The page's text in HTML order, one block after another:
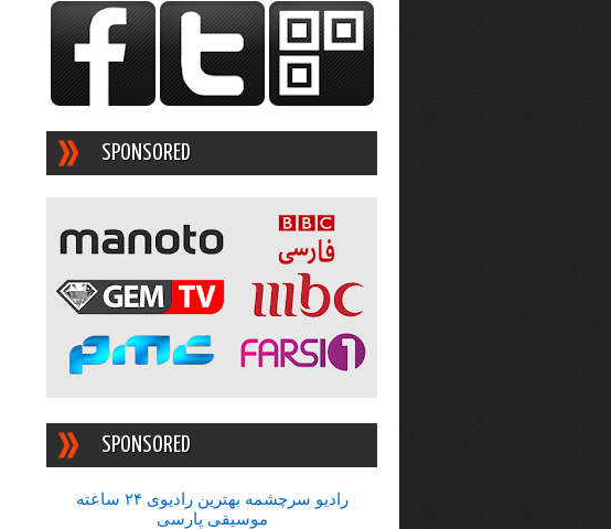
SPONSORED
SPONSORED
رادیو سرچشمه بهترین رادیوی ۲۴ ساعته
موسیقی پارسی